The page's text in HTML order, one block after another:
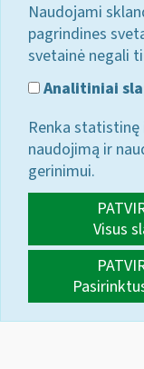
Naudojami
pagrindines
svetainė negali
Analitiniai
Renka
naudojimą ir
gerinimui.
Visus